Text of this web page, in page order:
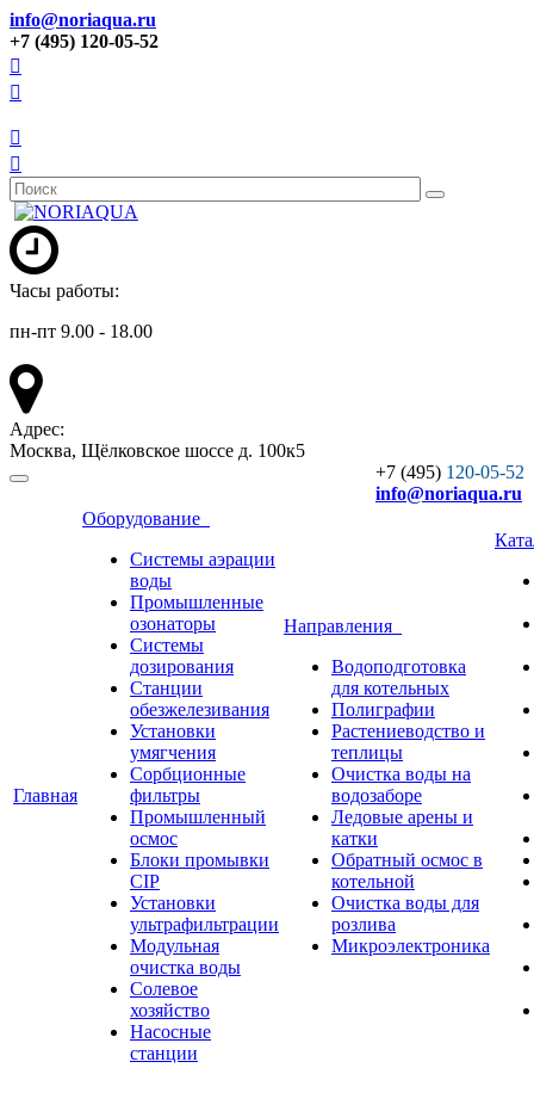
info@noriaqua.ru
+7 (495) 120-05-52
Часы работы:
пн-пт 9.00 - 18.00
Адрес:
Москва, Щёлковское шоссе д. 100к5
+7 (495) 120-05-52
info@noriaqua.ru
Главная
Оборудование
Системы аэрации
воды
Промышленные
озонаторы
Системы
дозирования
Станции
обезжелезивания
Установки
умягчения
Сорбционные
фильтры
Промышленный
осмос
Блоки промывки
CIP
Установки
ультрафильтрации
Модульная
очистка воды
Солевое
хозяйство
Насосные
станции
Направления
Водоподготовка
для котельных
Полиграфии
Растениеводство и
теплицы
Очистка воды на
водозаборе
Ледовые арены и
катки
Обратный осмос в
котельной
Очистка воды для
розлива
Микроэлектроника